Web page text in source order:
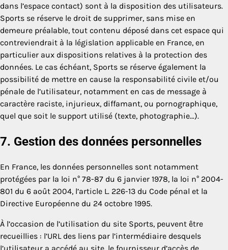
dans l’espace contact) sont à la disposition des utilisateurs.
Sports se réserve le droit de supprimer, sans mise en
demeure préalable, tout contenu déposé dans cet espace qui
contreviendrait à la législation applicable en France, en
particulier aux dispositions relatives à la protection des
données. Le cas échéant, Sports se réserve également la
possibilité de mettre en cause la responsabilité civile et/ou
pénale de l’utilisateur, notamment en cas de message à
caractère raciste, injurieux, diffamant, ou pornographique,
quel que soit le support utilisé (texte, photographie…).
7. Gestion des données personnelles
En France, les données personnelles sont notamment
protégées par la loi n° 78-87 du 6 janvier 1978, la loi n° 2004-
801 du 6 août 2004, l’article L. 226-13 du Code pénal et la
Directive Européenne du 24 octobre 1995.
À l’occasion de l’utilisation du site Sports, peuvent être
recueillies : l’URL des liens par l’intermédiaire desquels
l’utilisateur a accédé au site, le fournisseur d’accès de